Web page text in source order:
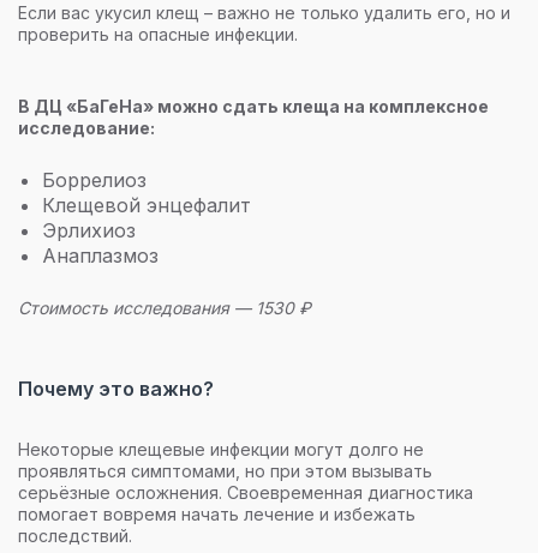
Если вас укусил клещ – важно не только удалить его, но и
проверить на опасные инфекции.
В ДЦ «БаГеНа» можно сдать клеща на комплексное
исследование:
Боррелиоз
Клещевой энцефалит
Эрлихиоз
Анаплазмоз
Стоимость исследования — 1530 ₽
Почему это важно?
Некоторые клещевые инфекции могут долго не
проявляться симптомами, но при этом вызывать
серьёзные осложнения. Своевременная диагностика
помогает вовремя начать лечение и избежать
последствий.